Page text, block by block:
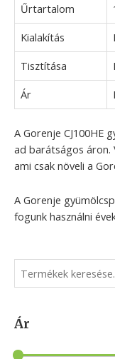
e
r
c
Ár
Űrtartalom
Kialakítás
Tisztítása
Ár
A Gorenje CJ100HE
ad barátságos áron.
ami csak növeli a
A Gorenje
fogunk használni